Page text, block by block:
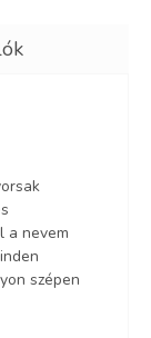
a nevem
szépen